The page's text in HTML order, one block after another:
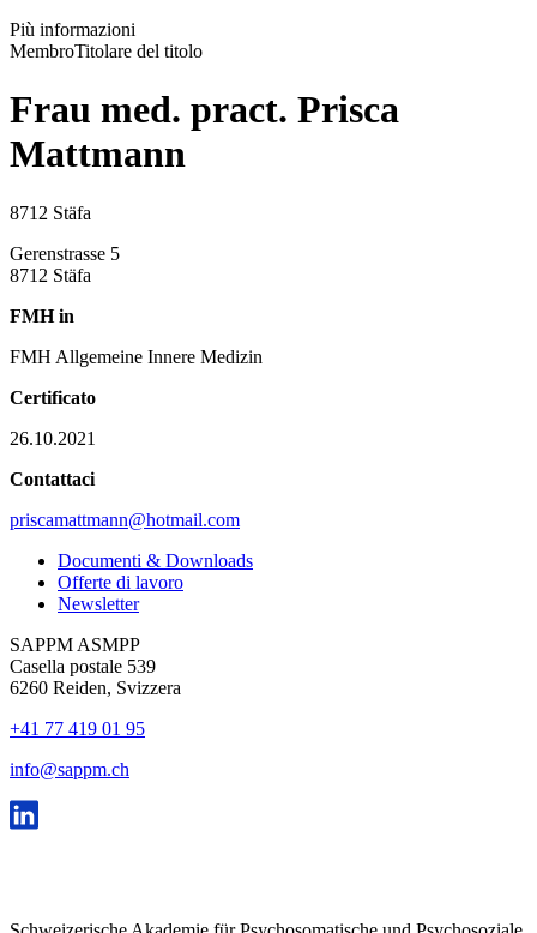
Più informazioni
MembroTitolare del titolo
Frau med. pract. Prisca
Mattmann
8712 Stäfa
Gerenstrasse 5
8712 Stäfa
FMH in
FMH Allgemeine Innere Medizin
Certificato
26.10.2021
Contattaci
priscamattmann@hotmail.com
Documenti & Downloads
Offerte di lavoro
Newsletter
SAPPM ASMPP
Casella postale 539
6260 Reiden, Svizzera
+41 77 419 01 95
info@sappm.ch